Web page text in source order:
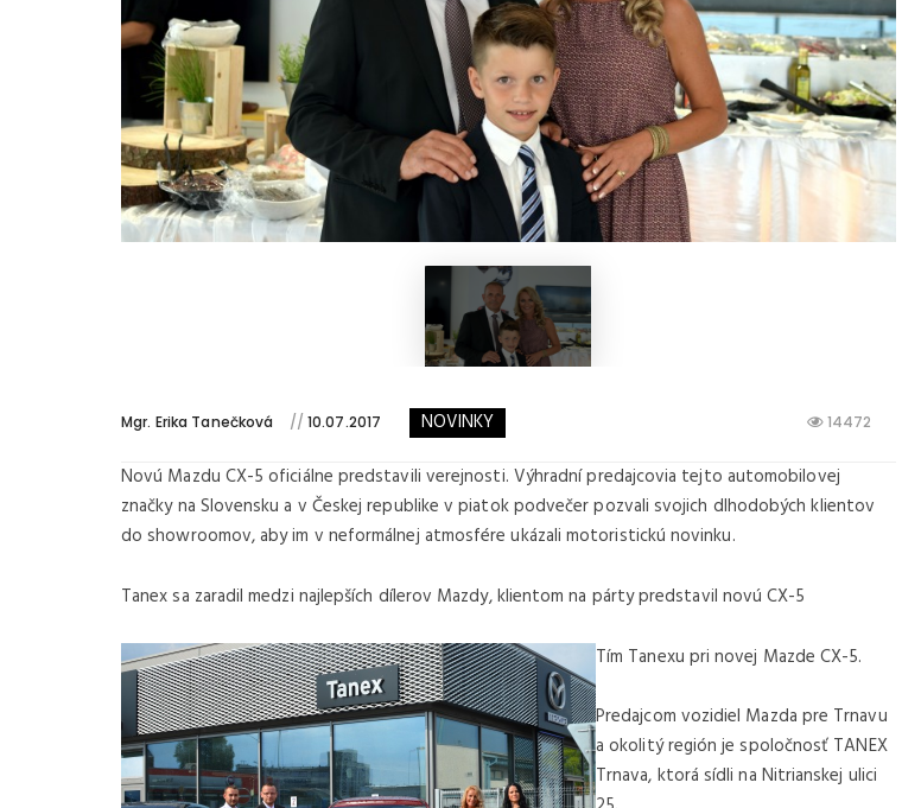
Mgr. Erika Tanečková // 10.07.2017 NOVINKY 14472
Novú Mazdu CX-5 oficiálne predstavili verejnosti. Výhradní predajcovia tejto automobilovej
značky na Slovensku a v Českej republike v piatok podvečer pozvali svojich dlhodobých klientov
do showroomov, aby im v neformálnej atmosfére ukázali motoristickú novinku.
Tanex sa zaradil medzi najlepších dílerov Mazdy, klientom na párty predstavil novú CX-5
Tím Tanexu pri novej Mazde CX-5.
Predajcom vozidiel Mazda pre Trnavu
a okolitý región je spoločnosť TANEX
Trnava, ktorá sídli na Nitrianskej ulici
NOVINKA SKLADOM U NÁS